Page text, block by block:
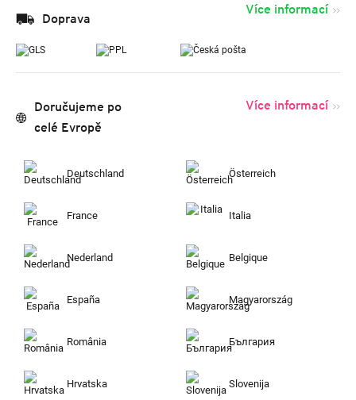
Doprava
Více informací
Doručujeme po
celé Evropě
Více informací
Deutschland Österreich
France Italia
Nederland Belgique
España Magyarország
România България
Hrvatska Slovenija